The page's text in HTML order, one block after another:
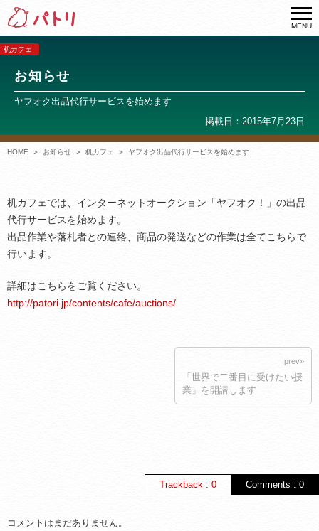
MENU
机カフェ
お知らせ
ヤフオク出品代行サービスを始めます
掲載日：2015年7月23日
HOME お知らせ 机カフェ ヤフオク出品代行サービスを始めます
机カフェでは、インターネット オークション 「ヤフオク！ 」の出品
代行サービスを始めます。
出品作業や落札者との連絡、商品の発送などの作業は全てこちらで
行います。
詳細はこちらをご覧ください。
http://patori.jp/contents/cafe/auctions/
prev»
「世界で二番目に受けたい授
業」を開講します
Comments : 0
Trackback : 0
コメントはまだありません。